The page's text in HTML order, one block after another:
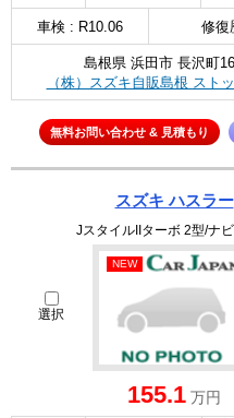
車検 : R10.06 修復
島根県 浜田市 長沢町
（株）スズキ自販島根 スト
無料お問い合わせ & 見積もり
スズキ ハスラー
JスタイルIIターボ 2型/ナ
選択
NEW
155.1 万円